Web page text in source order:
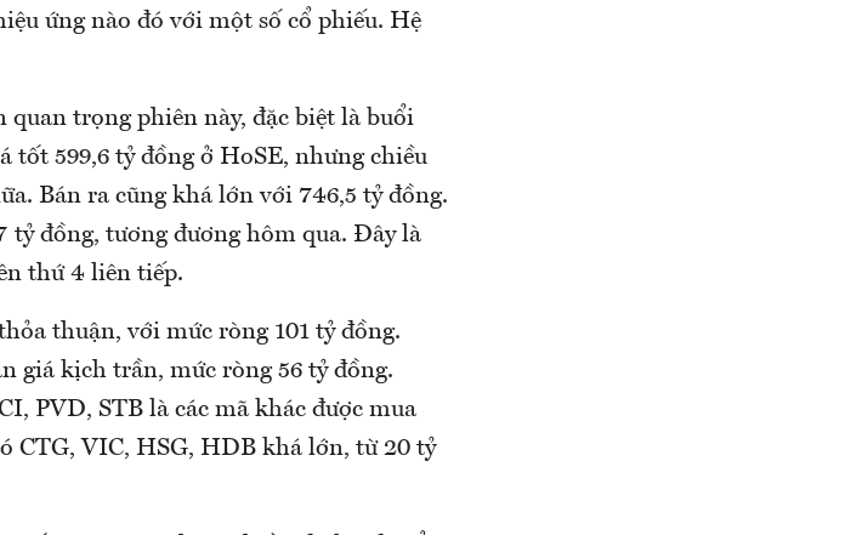
ứng nào đó với một số cổ phiếu. Hệ
quan trọng phiên này, đặc biệt là buổi
tốt 599,6 tỷ đồng ở HoSE, nhưng chiều
Bán ra cũng khá lớn với 746,5 tỷ đồng.
tỷ đồng, tương đương hôm qua. Đây là
thứ 4 liên tiếp.
thuận, với mức ròng 101 tỷ đồng.
giá kịch trần, mức ròng 56 tỷ đồng.
PVD, STB là các mã khác được mua
CTG, VIC, HSG, HDB khá lớn, từ 20 tỷ